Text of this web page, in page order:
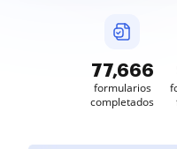
77,667
formularios
completados